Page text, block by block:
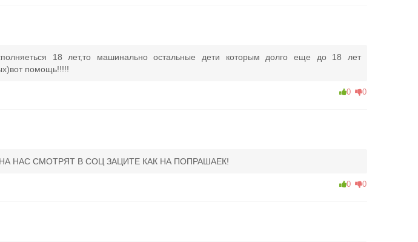
18 лет,то машинально остальные дети которым долго еще до 18 лет
помощь!!!!!
0 0
НАС СМОТРЯТ В СОЦ ЗАЦИТЕ КАК НА ПОПРАШАЕК!
0 0